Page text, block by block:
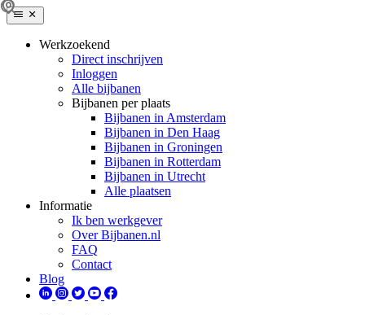
Werkzoekend
Direct inschrijven
Inloggen
Alle bijbanen
Bijbanen per plaats
Bijbanen in Amsterdam
Bijbanen in Den Haag
Bijbanen in Groningen
Bijbanen in Rotterdam
Bijbanen in Utrecht
Alle plaatsen
Informatie
Ik ben werkgever
Over Bijbanen.nl
FAQ
Contact
Blog